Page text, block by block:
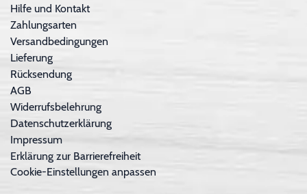
Hilfe und Kontakt
Zahlungsarten
Versandbedingungen
Lieferung
Rücksendung
AGB
Widerrufsbelehrung
Datenschutzerklärung
Impressum
Erklärung zur Barrierefreiheit
Cookie-Einstellungen anpassen